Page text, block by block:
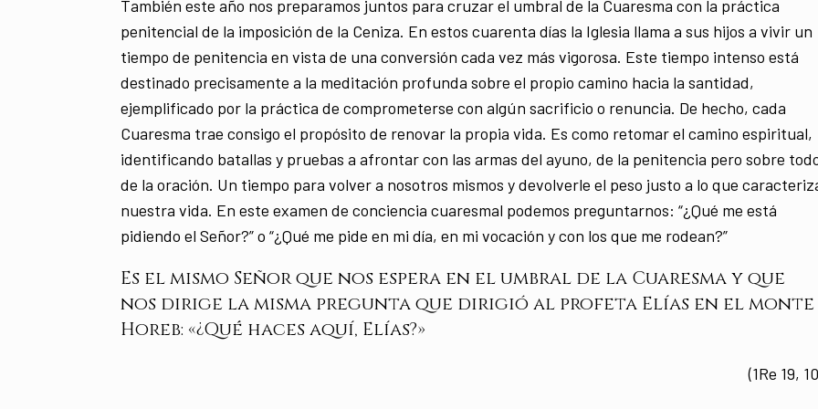
También este año nos preparamos juntos para cruzar el umbral de la Cuaresma con la práctica
penitencial de la imposición de la Ceniza. En estos cuarenta días la Iglesia llama a sus hijos a vivir un
tiempo de penitencia en vista de una conversión cada vez más vigorosa. Este tiempo intenso está
destinado precisamente a la meditación profunda sobre el propio camino hacia la santidad,
ejemplificado por la práctica de comprometerse con algún sacrificio o renuncia. De hecho, cada
Cuaresma trae consigo el propósito de renovar la propia vida. Es como retomar el camino espiritual,
identificando batallas y pruebas a afrontar con las armas del ayuno, de la penitencia pero sobre
de la oración. Un tiempo para volver a nosotros mismos y devolverle el peso justo a lo que
nuestra vida. En este examen de conciencia cuaresmal podemos preguntarnos: “¿Qué me está
pidiendo el Señor?” o “¿Qué me pide en mi día, en mi vocación y con los que me rodean?”
Es el mismo Señor que nos espera en el umbral de la Cuaresma y que
nos dirige la misma pregunta que dirigió al profeta Elías en el monte
Horeb: «¿Qué haces aquí, Elías?»
(1Re 19,